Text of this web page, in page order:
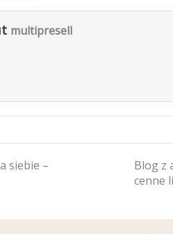
multipresell
siebie –
Blog z
cenne